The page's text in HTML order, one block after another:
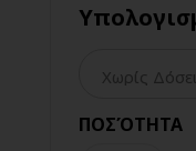
ΠΟΣΌΤΗΤΑ